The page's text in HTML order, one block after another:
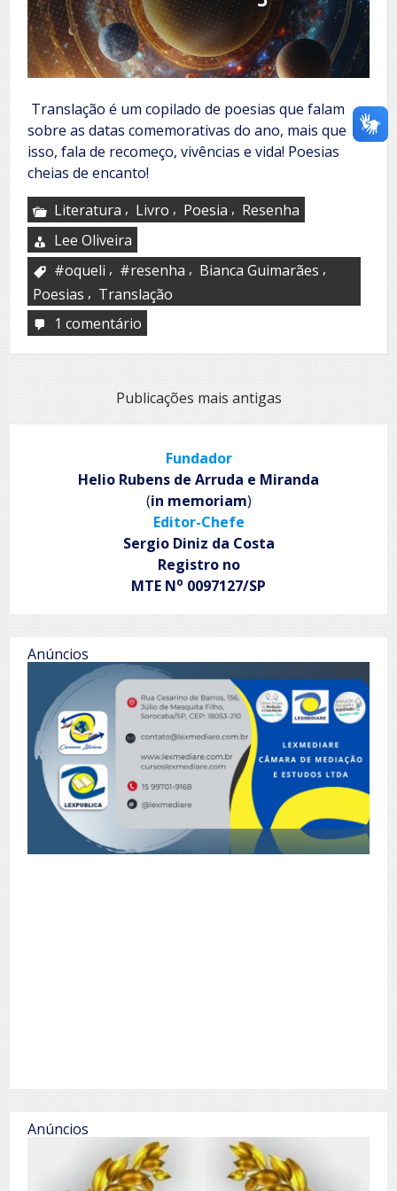
Translação é um copilado de poesias que falam
sobre as datas comemorativas do ano, mais que
isso, fala de recomeço, vivências e vida! Poesias
cheias de encanto!
Literatura , Livro , Poesia , Resenha
Lee Oliveira
#oqueli , #resenha , Bianca Guimarães ,
Poesias , Translação
1 comentário
NavegaçãoPublicações mais antigas
Fundador
Helio Rubens de Arruda e Miranda
(in memoriam)
Editor-Chefe
Sergio Diniz da Costa
Registro no
MTE No 0097127/SP
Anúncios
Anúncios